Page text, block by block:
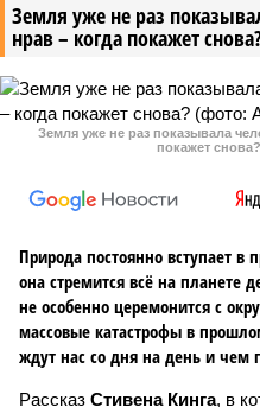
Земля уже не раз
нрав – когда покажет
Земля уже не раз показывала
покажет
Природа постоянно вступает в
она стремится всё на планете
не особенно церемонится с
массовые катастрофы в
ждут нас со дня на день и чем
Рассказ Стивена Кинга, в